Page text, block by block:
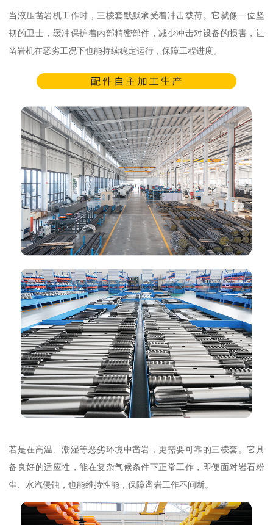
当液压凿岩机工作时，三棱套默默承受着冲击载荷。它就像一位坚
韧的卫士，缓冲保护着内部精密部件，减少冲击对设备的损害，让
凿岩机在恶劣工况下也能持续稳定运行，保障工程进度。
若是在高温、潮湿等恶劣环境中凿岩，更需要可靠的三棱套。它具
备良好的适应性，能在复杂气候条件下正常工作，即便面对岩石粉
尘、水汽侵蚀，也能维持性能，保障凿岩工作不间断。